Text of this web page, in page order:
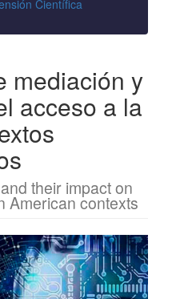
Científica
mediación y
acceso a la
their impact on
American contexts